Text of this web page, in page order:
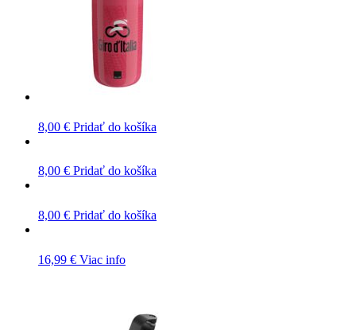
8,00 € Pridať do košíka
8,00 € Pridať do košíka
8,00 € Pridať do košíka
16,99 € Viac info